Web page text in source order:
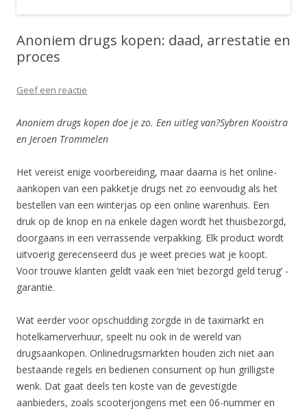
Anoniem drugs kopen: daad, arrestatie en
proces
Geef een reactie
Anoniem drugs kopen doe je zo. Een uitleg van?Sybren Kooistra
en Jeroen Trommelen
Het vereist enige voorbereiding, maar daarna is het online-
aankopen van een pakketje drugs net zo eenvoudig als het
bestellen van een winterjas op een online warenhuis. Een
druk op de knop en na enkele dagen wordt het thuisbezorgd,
doorgaans in een verrassende verpakking. Elk product wordt
uitvoerig gerecenseerd dus je weet precies wat je koopt.
Voor trouwe klanten geldt vaak een ‘niet bezorgd geld terug’ -
garantie.
Wat eerder voor opschudding zorgde in de taximarkt en
hotelkamerverhuur, speelt nu ook in de wereld van
drugsaankopen. Onlinedrugsmarkten houden zich niet aan
bestaande regels en bedienen consument op hun grilligste
wenk. Dat gaat deels ten koste van de gevestigde
aanbieders, zoals scooterjongens met een 06-nummer en